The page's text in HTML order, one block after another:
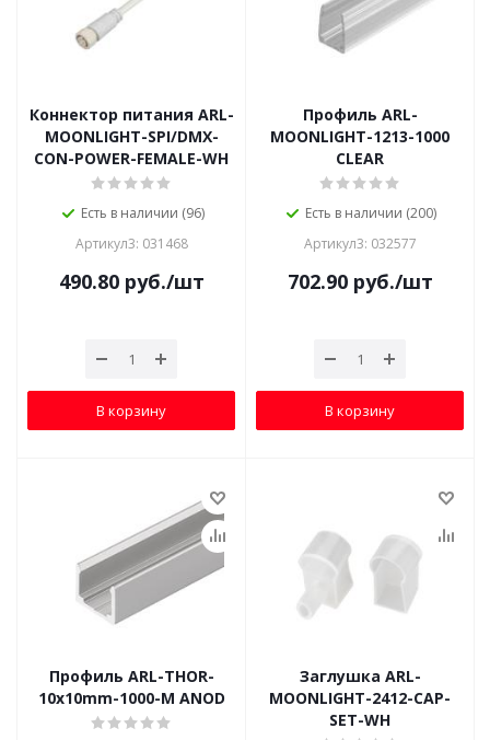
Коннектор питания ARL-
MOONLIGHT-SPI/DMX-
CON-POWER-FEMALE-WH
Есть в наличии (96)
Артикул3: 031468
490.80руб./шт
В корзину
Профиль ARL-
MOONLIGHT-1213-1000
CLEAR
Есть в наличии (200)
Артикул3: 032577
702.90руб./шт
В корзину
Профиль ARL-THOR-
10x10mm-1000-M ANOD
Заглушка ARL-
MOONLIGHT-2412-CAP-
SET-WH